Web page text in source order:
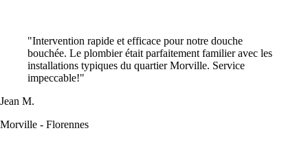
"Intervention rapide et efficace pour notre douche
bouchée. Le plombier était parfaitement familier avec les
installations typiques du quartier Morville. Service
impeccable!"
Jean M.
Morville - Florennes